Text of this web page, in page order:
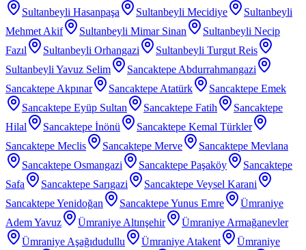
Sultanbeyli Hasanpaşa
Sultanbeyli Mecidiye
Sultanbeyli
Mehmet Akif
Sultanbeyli Mimar Sinan
Sultanbeyli Necip
Fazıl
Sultanbeyli Orhangazi
Sultanbeyli Turgut Reis
Sultanbeyli Yavuz Selim
Sancaktepe Abdurrahmangazi
Sancaktepe Akpınar
Sancaktepe Atatürk
Sancaktepe Emek
Sancaktepe Eyüp Sultan
Sancaktepe Fatih
Sancaktepe
Hilal
Sancaktepe İnönü
Sancaktepe Kemal Türkler
Sancaktepe Meclis
Sancaktepe Merve
Sancaktepe Mevlana
Sancaktepe Osmangazi
Sancaktepe Paşaköy
Sancaktepe
Safa
Sancaktepe Sarıgazi
Sancaktepe Veysel Karani
Sancaktepe Yenidoğan
Sancaktepe Yunus Emre
Ümraniye
Adem Yavuz
Ümraniye Altınşehir
Ümraniye Armağanevler
Ümraniye Aşağıdudullu
Ümraniye Atakent
Ümraniye